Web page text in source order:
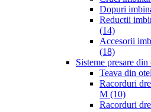
Dopuri
Reductii
(14)
Accesorii
(18)
Sisteme presare
Teava din
Racorduri
M (10)
Racorduri